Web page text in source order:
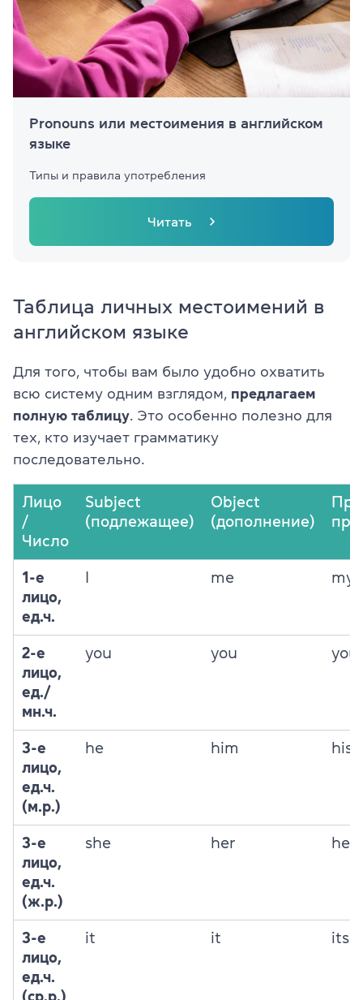
Pronouns или местоимения в английском
языке
Типы и правила употребления
Читать
Таблица личных местоимений в
английском языке
Для того, чтобы вам было удобно охватить
всю систему одним взглядом, предлагаем
полную таблицу . Это особенно полезно для
тех, кто изучает грамматику
последовательно.
Лицо
/
Число
Subject
(подлежащее)
Object
(дополнение)
1-е
лицо,
ед.ч.
me my
2-е
лицо,
ед./
мн.ч.
you you
3-е
лицо,
ед.ч.
(м.р.)
he him his
3-е
лицо,
ед.ч.
(ж.р.)
she her her
3-е
лицо,
ед.ч.
(ср.р.)
it it its